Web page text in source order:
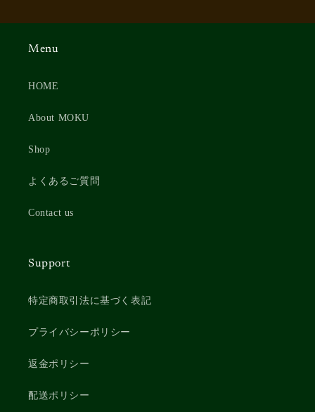
Menu
HOME
About MOKU
Shop
よくあるご質問
Contact us
Support
特定商取引法に基づく表記
プライバシーポリシー
返金ポリシー
配送ポリシー